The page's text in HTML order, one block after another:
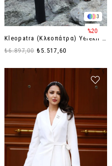
3
₺5.517,60
₺6.897,00
%20